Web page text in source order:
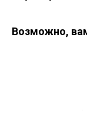
Возможно,